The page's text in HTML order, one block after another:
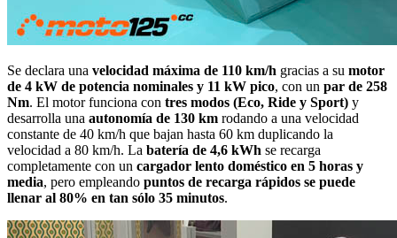
Se declara una velocidad máxima de 110 km/h gracias a su motor
de 4 kW de potencia nominales y 11 kW pico, con un par de 258
Nm. El motor funciona con tres modos (Eco, Ride y Sport) y
desarrolla una autonomía de 130 km rodando a una velocidad
constante de 40 km/h que bajan hasta 60 km duplicando la
velocidad a 80 km/h. La batería de 4,6 kWh se recarga
completamente con un cargador lento doméstico en 5 horas y
media, pero empleando puntos de recarga rápidos se puede
llenar al 80% en tan sólo 35 minutos.